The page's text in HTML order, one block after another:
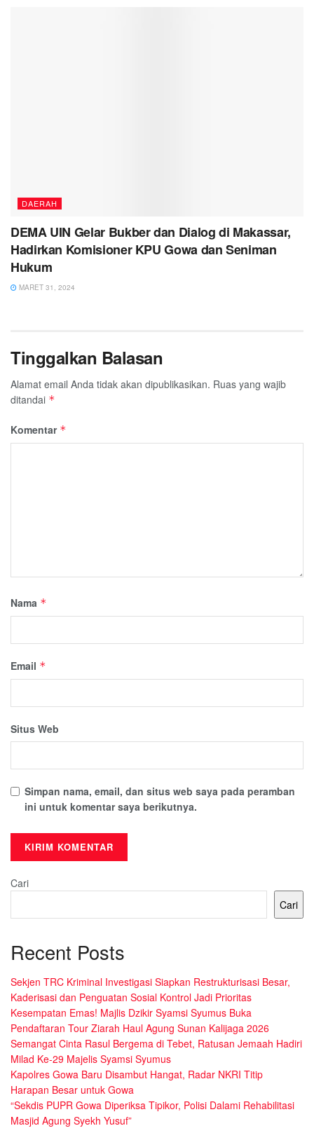
DAERAH
DEMA UIN Gelar Bukber dan Dialog di Makassar,
Hadirkan Komisioner KPU Gowa dan Seniman
Hukum
MARET 31, 2024
Tinggalkan Balasan
Alamat email Anda tidak akan dipublikasikan. Ruas yang wajib
ditandai *
Komentar *
Nama *
Email *
Situs Web
Simpan nama, email, dan situs web saya pada peramban
ini untuk komentar saya berikutnya.
Cari
Cari
Recent Posts
Sekjen TRC Kriminal Investigasi Siapkan Restrukturisasi Besar,
Kaderisasi dan Penguatan Sosial Kontrol Jadi Prioritas
Kesempatan Emas! Majlis Dzikir Syamsi Syumus Buka
Pendaftaran Tour Ziarah Haul Agung Sunan Kalijaga 2026
Semangat Cinta Rasul Bergema di Tebet, Ratusan Jemaah Hadiri
Milad Ke-29 Majelis Syamsi Syumus
Kapolres Gowa Baru Disambut Hangat, Radar NKRI Titip
Harapan Besar untuk Gowa
“Sekdis PUPR Gowa Diperiksa Tipikor, Polisi Dalami Rehabilitasi
Masjid Agung Syekh Yusuf”